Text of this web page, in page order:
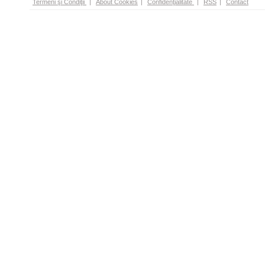
Termeni şi Condiţii | About Cookies | Confidenţialitate | RSS | Contact